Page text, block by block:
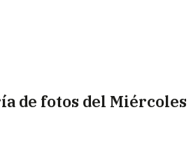
de fotos del Miércoles